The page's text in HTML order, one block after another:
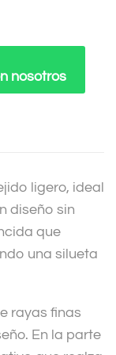
nosotros
ligero, ideal
diseño sin
que
una silueta
rayas finas
En la parte